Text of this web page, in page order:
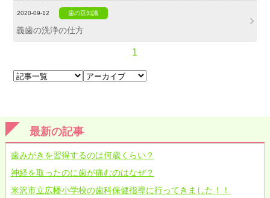
2020-09-12 歯の豆知識
義歯の洗浄の仕方
1
最新の記事
歯みがきを習得するのは何歳くらい？
神経を取ったのに歯が痛むのはなぜ？
米沢市立広幡小学校の歯科保健指導に行ってきました！！